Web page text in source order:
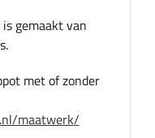
gemaakt van
met of zonder
maatwerk/